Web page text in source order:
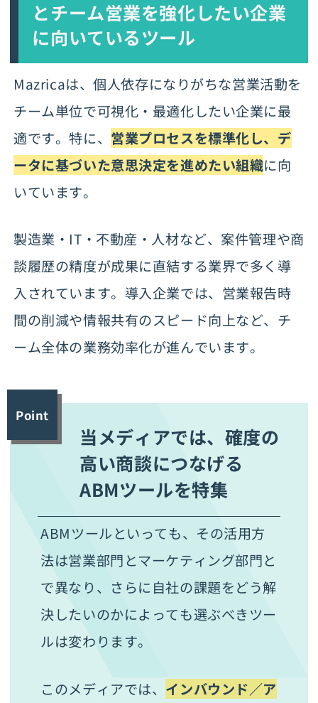
とチーム営業を強化したい企業
に向いているツール
Mazricaは、個人依存になりがちな営業活動を
チーム単位で可視化・最適化したい企業に最
適です。特に、 営業プロセスを標準化し、デ
ータに基づいた意思決定を進めたい組織に向
いています。
製造業・IT・不動産・人材など、案件管理や商
談履歴の精度が成果に直結する業界で多く導
入されています。導入企業では、営業報告時
間の削減や情報共有のスピード向上など、チ
ーム全体の業務効率化が進んでいます。
Point
当メディアでは、確度の
高い商談につなげる
ABMツールを特集
ABMツールといっても、その活用方
法は営業部門とマーケティング部門と
で異なり、さらに自社の課題をどう解
決したいのかによっても選ぶべきツー
ルは変わります。
このメディアでは、 インバウンド／ア